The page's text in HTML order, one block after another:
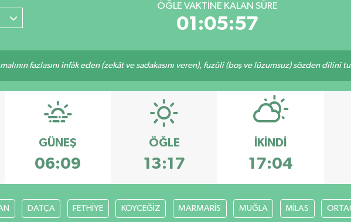
ÖĞLE VAKTINE KALAN SÜRE
01:05:57
fazlasını infâk eden (zekât ve sadakasını veren), fuzûlî (boş ve lüzumsuz) sözden
GÜNEŞ
06:09
ÖĞLE
13:17
İKINDI
17:04
DATÇA FETHİYE KÖYCEĞİZ MARMARİS MUĞLA MİLAS